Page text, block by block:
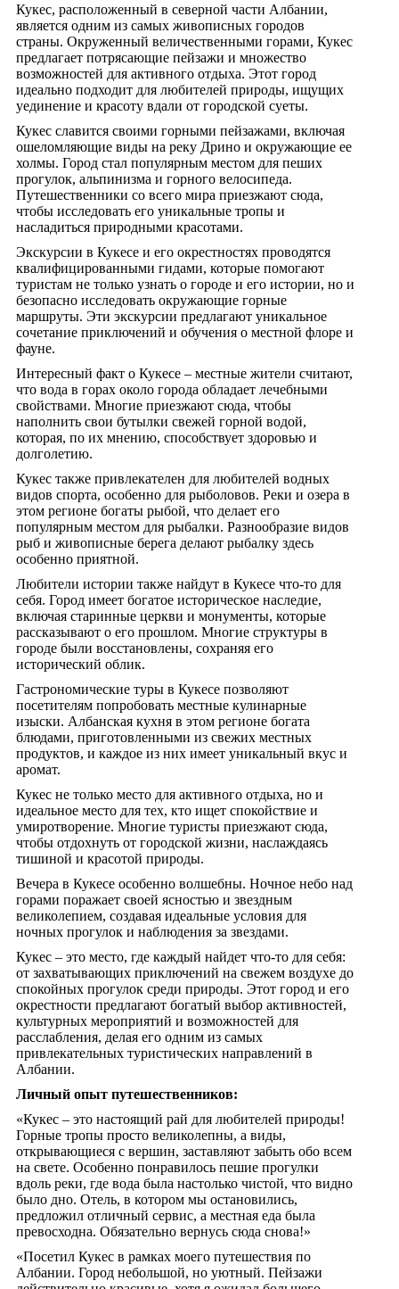
Кукес, расположенный в северной части Албании,
является одним из самых живописных городов
страны. Окруженный величественными горами, Кукес
предлагает потрясающие пейзажи и множество
возможностей для активного отдыха. Этот город
идеально подходит для любителей природы, ищущих
уединение и красоту вдали от городской суеты.
Кукес славится своими горными пейзажами, включая
ошеломляющие виды на реку Дрино и окружающие ее
холмы. Город стал популярным местом для пеших
прогулок, альпинизма и горного велосипеда.
Путешественники со всего мира приезжают сюда,
чтобы исследовать его уникальные тропы и
насладиться природными красотами.
Экскурсии в Кукесе и его окрестностях проводятся
квалифицированными гидами, которые помогают
туристам не только узнать о городе и его истории, но и
безопасно исследовать окружающие горные
маршруты. Эти экскурсии предлагают уникальное
сочетание приключений и обучения о местной флоре и
фауне.
Интересный факт о Кукесе – местные жители считают,
что вода в горах около города обладает лечебными
свойствами. Многие приезжают сюда, чтобы
наполнить свои бутылки свежей горной водой,
которая, по их мнению, способствует здоровью и
долголетию.
Кукес также привлекателен для любителей водных
видов спорта, особенно для рыболовов. Реки и озера в
этом регионе богаты рыбой, что делает его
популярным местом для рыбалки. Разнообразие видов
рыб и живописные берега делают рыбалку здесь
особенно приятной.
Любители истории также найдут в Кукесе что-то для
себя. Город имеет богатое историческое наследие,
включая старинные церкви и монументы, которые
рассказывают о его прошлом. Многие структуры в
городе были восстановлены, сохраняя его
исторический облик.
Гастрономические туры в Кукесе позволяют
посетителям попробовать местные кулинарные
изыски. Албанская кухня в этом регионе богата
блюдами, приготовленными из свежих местных
продуктов, и каждое из них имеет уникальный вкус и
аромат.
Кукес не только место для активного отдыха, но и
идеальное место для тех, кто ищет спокойствие и
умиротворение. Многие туристы приезжают сюда,
чтобы отдохнуть от городской жизни, наслаждаясь
тишиной и красотой природы.
Вечера в Кукесе особенно волшебны. Ночное небо над
горами поражает своей ясностью и звездным
великолепием, создавая идеальные условия для
ночных прогулок и наблюдения за звездами.
Кукес – это место, где каждый найдет что-то для себя:
от захватывающих приключений на свежем воздухе до
спокойных прогулок среди природы. Этот город и его
окрестности предлагают богатый выбор активностей,
культурных мероприятий и возможностей для
расслабления, делая его одним из самых
привлекательных туристических направлений в
Албании.
Личный опыт путешественников:
«Кукес – это настоящий рай для любителей природы!
Горные тропы просто великолепны, а виды,
открывающиеся с вершин, заставляют забыть обо всем
на свете. Особенно понравилось пешие прогулки
вдоль реки, где вода была настолько чистой, что видно
было дно. Отель, в котором мы остановились,
предложил отличный сервис, а местная еда была
превосходна. Обязательно вернусь сюда снова!»
«Посетил Кукес в рамках моего путешествия по
Албании. Город небольшой, но уютный. Пейзажи